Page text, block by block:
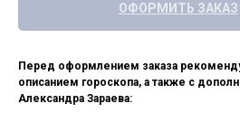
ОФОРМИТЬ ЗАКАЗ
Перед оформлением заказа
описанием гороскопа, а также с
Александра Зараева: